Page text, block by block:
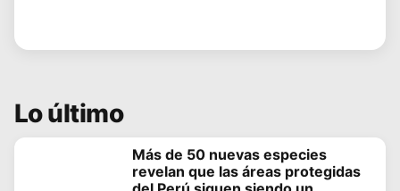
Lo último
Más de 50 nuevas especies
revelan que las áreas protegidas